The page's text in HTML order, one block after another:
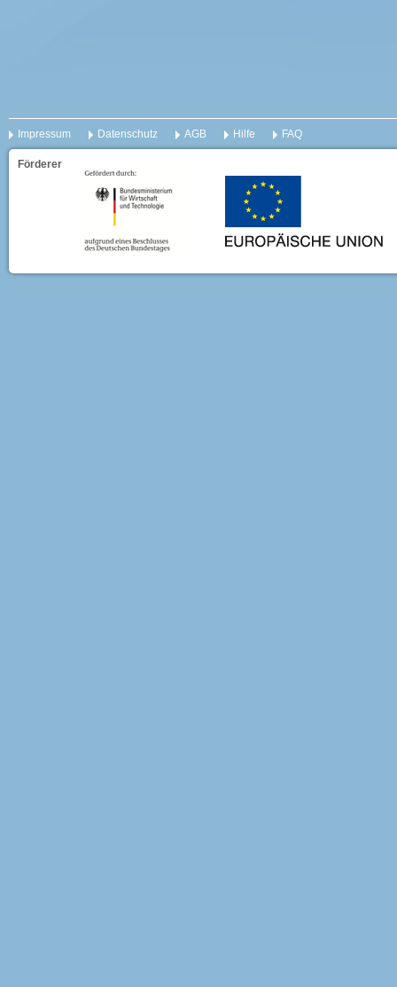
Impressum Datenschutz AGB Hilfe FAQ
Förderer